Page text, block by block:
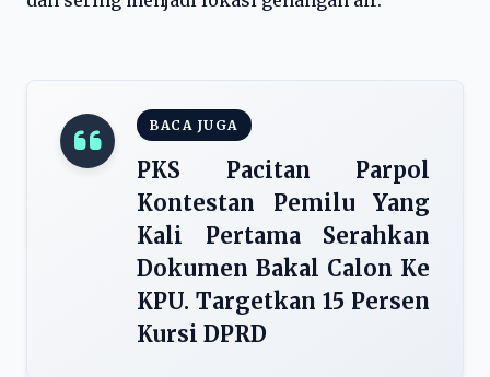
BACA JUGA
PKS Pacitan Parpol
Kontestan Pemilu Yang
Kali Pertama Serahkan
Dokumen Bakal Calon Ke
KPU. Targetkan 15 Persen
Kursi DPRD